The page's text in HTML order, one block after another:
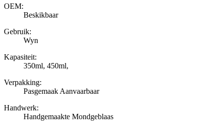
OEM:
Beskikbaar
Gebruik:
Wyn
Kapasiteit:
350ml, 450ml,
Verpakking:
Pasgemaak Aanvaarbaar
Handwerk:
Handgemaakte Mondgeblaas